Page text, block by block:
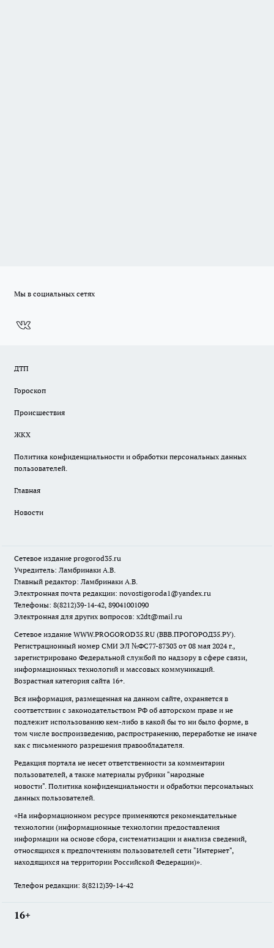
Мы в социальных сетях
ДТП
Гороскоп
Происшествия
ЖКХ
Политика конфиденциальности и обработки персональных данных
пользователей.
Главная
Новости
Сетевое издание progorod35.ru
Учредитель: Ламбринаки А.В.
Главный редактор: Ламбринаки А.В.
Электронная почта редакции: novostigoroda1@yandex.ru
Телефоны: 8(8212)39-14-42, 89041001090
Электронная для других вопросов: x2dt@mail.ru
Сетевое издание WWW.PROGOROD35.RU (ВВВ.ПРОГОРОД35.РУ).
Регистрационный номер СМИ ЭЛ №ФС77-87303 от 08 мая 2024 г.,
зарегистрировано Федеральной службой по надзору в сфере связи,
информационных технологий и массовых коммуникаций.
Возрастная категория сайта 16+.
Вся информация, размещенная на данном сайте, охраняется в
соответствии с законодательством РФ об авторском праве и не
подлежит использованию кем-либо в какой бы то ни было форме, в
том числе воспроизведению, распространению, переработке не иначе
как с письменного разрешения правообладателя.
Редакция портала не несет ответственности за комментарии
пользователей, а также материалы рубрики "народные
новости". Политика конфиденциальности и обработки персональных
данных пользователей.
«На информационном ресурсе применяются рекомендательные
технологии (информационные технологии предоставления
информации на основе сбора, систематизации и анализа сведений,
относящихся к предпочтениям пользователей сети "Интернет",
находящихся на территории Российской Федерации)».
Телефон редакции: 8(8212)39-14-42
16+